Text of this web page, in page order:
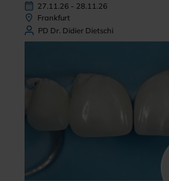
27.11.26 - 28.11.26
Frankfurt
PD Dr. Didier Dietschi